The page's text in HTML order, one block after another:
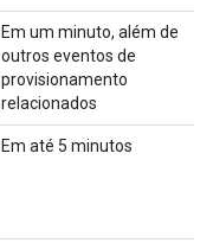
Em um minuto, além de
outros eventos de
provisionamento
relacionados
Em até 5 minutos